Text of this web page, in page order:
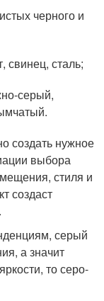
черного и
свинец, сталь;
серый,
создать нужное
выбора
стиля и
создаст
серый
а значит
то серо-